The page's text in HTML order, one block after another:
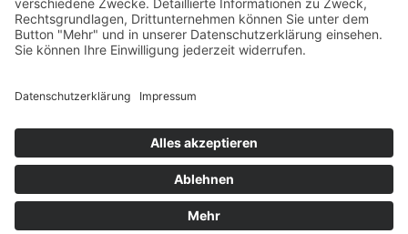
DATENSCHUTZ